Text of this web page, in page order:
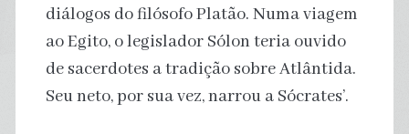
diálogos do filósofo Platão. Numa viagem
ao Egito, o legislador Sólon teria ouvido
de sacerdotes a tradição sobre Atlântida.
Seu neto, por sua vez, narrou a Sócrates’.